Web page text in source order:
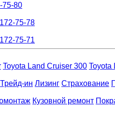
75-80
75-78
75-71
Toyota Land Cruiser 300 Toyota
Трейд-ин Лизинг Страхование
Кузовной ремонт